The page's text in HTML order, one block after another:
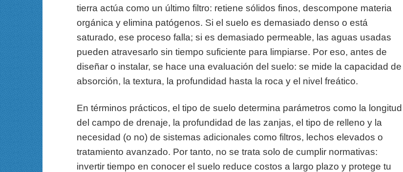
tierra actúa como un último filtro: retiene sólidos finos, descompone materia
orgánica y elimina patógenos. Si el suelo es demasiado denso o está
saturado, ese proceso falla; si es demasiado permeable, las aguas usadas
pueden atravesarlo sin tiempo suficiente para limpiarse. Por eso, antes de
diseñar o instalar, se hace una evaluación del suelo: se mide la capacidad de
absorción, la textura, la profundidad hasta la roca y el nivel freático.
En términos prácticos, el tipo de suelo determina parámetros como la longitud
del campo de drenaje, la profundidad de las zanjas, el tipo de relleno y la
necesidad (o no) de sistemas adicionales como filtros, lechos elevados o
tratamiento avanzado. Por tanto, no se trata solo de cumplir normativas:
invertir tiempo en conocer el suelo reduce costos a largo plazo y protege tu